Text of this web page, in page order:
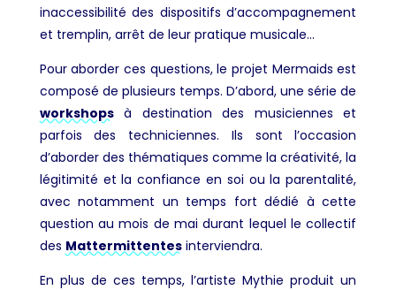
inaccessibilité des dispositifs d’accompagnement
et tremplin, arrêt de leur pratique musicale…
Pour aborder ces questions, le projet Mermaids est
composé de plusieurs temps. D’abord, une série de
workshopsà destination des musiciennes et
parfois des techniciennes. Ils sont l’occasion
d’aborder des thématiques comme la créativité, la
légitimité et la confiance en soi ou la parentalité,
avec notamment un temps fort dédié à cette
question au mois de mai durant lequel le collectif
des Mattermittentesinterviendra.
En plus de ces temps, l’artiste Mythie produit un